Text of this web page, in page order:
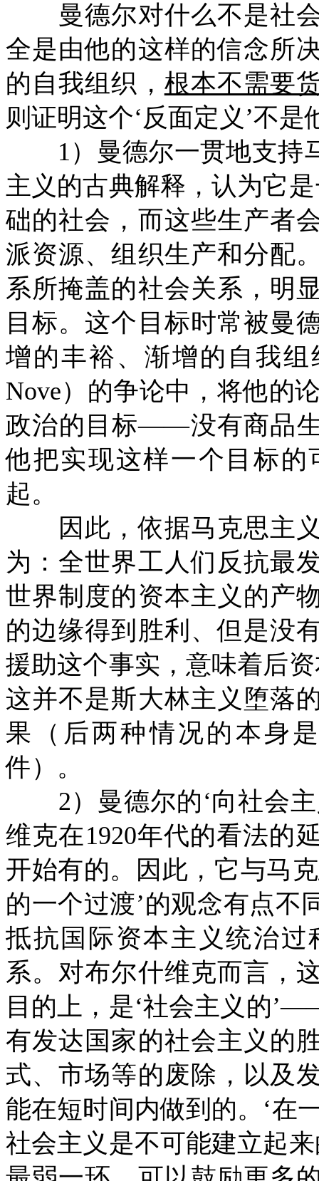
曼德尔对什么不是社会
全是由他的这样的信念所
的自我组织， 根本不需要
则证明这个‘反面定义’不
1）曼德尔一贯地支持
主义的古典解释，认为它
础的社会，而这些生产者
派资源、组织生产和分配
系所掩盖的社会关系，明
目标。这个目标时常被曼
增的丰裕、渐增的自我
Nove）的争论中，将他的
政治的目标——没有商品生
他把实现这样一个目标
起。
因此，依据马克思主义
为：全世界工人们反抗最
世界制度的资本主义的产
的边缘得到胜利、但是没
援助这个事实，意味着后
这并不是斯大林主义堕落
果（后两种情况的本身
件）。
2）曼德尔的‘向社会
维克在1920年代的看法的
开始有的。因此，它与马
的一个过渡’的观念有点不
抵抗国际资本主义统治
系。对布尔什维克而言，
目的上，是‘社会主义的
有发达国家的社会主义的
式、市场等的废除，以及
能在短时间内做到的。‘在
社会主义是不可能建立起